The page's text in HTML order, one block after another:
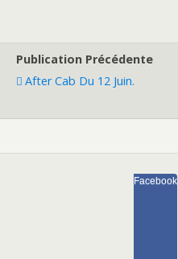
Publication Précédente
After Cab Du 12 Juin.
Facebook